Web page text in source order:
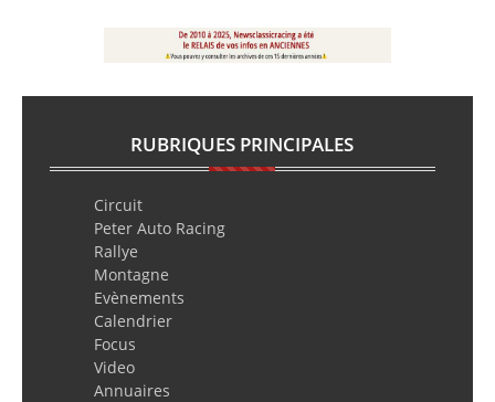
RUBRIQUES PRINCIPALES
Circuit
Peter Auto Racing
Rallye
Montagne
Evènements
Calendrier
Focus
Video
Annuaires